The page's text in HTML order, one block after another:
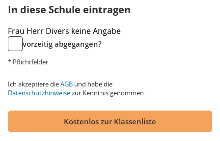
In diese Schule eintragen
Frau Herr Divers keine Angabe
vorzeitig abgegangen?
* Pflichtfelder
Ich akzeptiere dieAGB und habe die
Datenschutzhinweisezur Kenntnis genommen.
Kostenlos zur Klassenliste